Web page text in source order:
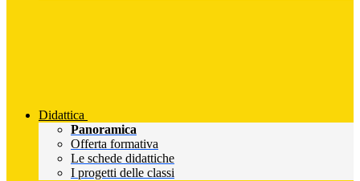
Didattica
Panoramica
Offerta formativa
Le schede didattiche
I progetti delle classi